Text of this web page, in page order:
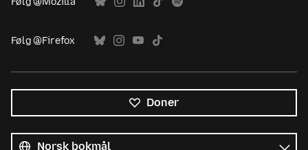
Følg @Firefox
Doner
språk
Språk